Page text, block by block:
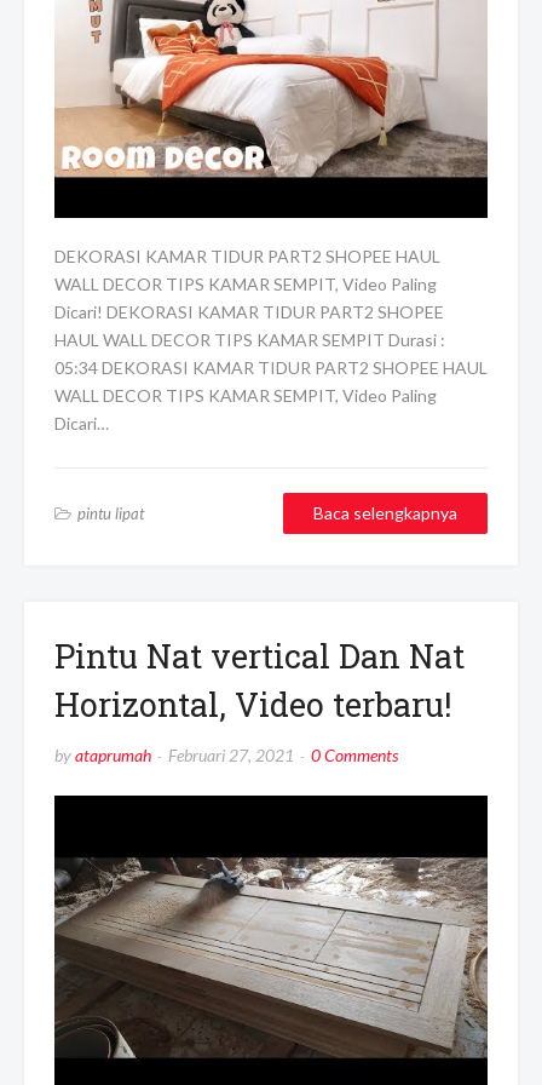
DEKORASI KAMAR TIDUR PART2 SHOPEE HAUL
WALL DECOR TIPS KAMAR SEMPIT, Video Paling
Dicari! DEKORASI KAMAR TIDUR PART2 SHOPEE
HAUL WALL DECOR TIPS KAMAR SEMPIT Durasi :
05:34 DEKORASI KAMAR TIDUR PART2 SHOPEE HAUL
WALL DECOR TIPS KAMAR SEMPIT, Video Paling
Dicari…
pintu lipat Baca selengkapnya
Pintu Nat vertical Dan Nat
Horizontal, Video terbaru!
byataprumah Februari 27, 2021 0 Comments